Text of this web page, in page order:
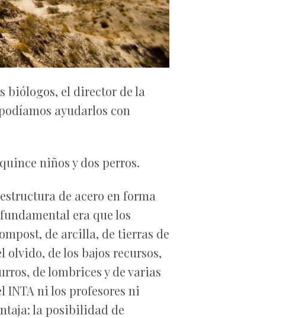
biólogos, el director de la
ayudarlos con
niños y dos perros.
de acero en forma
era que los
de arcilla, de tierras de
olvido, de los bajos recursos,
de lombrices y de varias
INTA ni los profesores ni
la posibilidad de